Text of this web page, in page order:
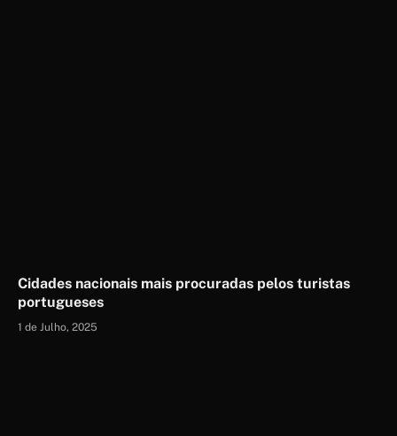
Cidades nacionais mais procuradas pelos turistas
portugueses
1 de Julho, 2025